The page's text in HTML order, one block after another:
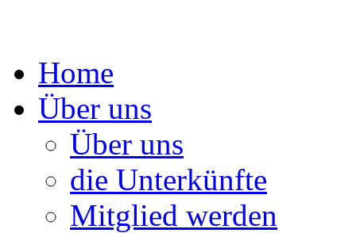
Springe
zum
Home
Über uns
Über uns
die Unterkünfte
Mitglied werden